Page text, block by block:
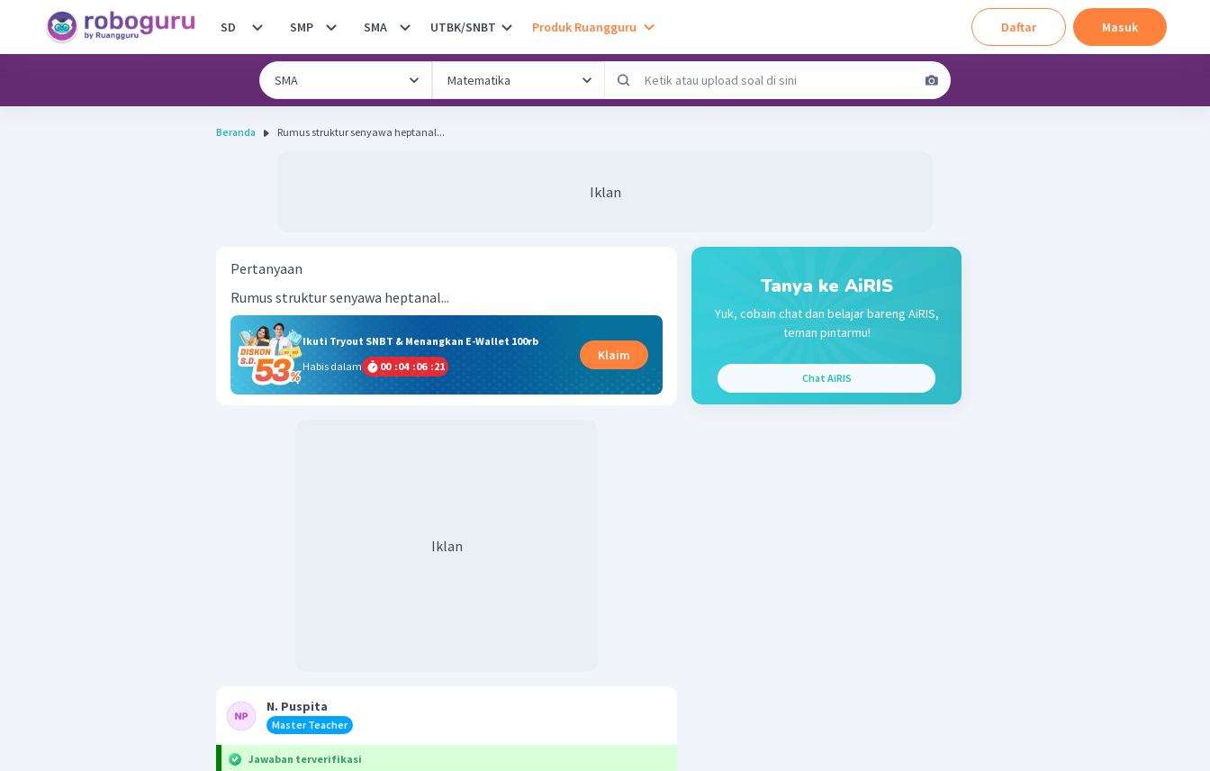
SD SMP SMA UTBK/SNBT Produk Ruangguru Daftar Masuk
Beranda Rumus struktur senyawa heptanal...
Iklan
Pertanyaan
Rumus struktur senyawa heptanal...
Ikuti Tryout SNBT & Menangkan E-Wallet 100rb
Habis dalam
00 :04 :06 :21
Klaim
Iklan
N. Puspita
Master Teacher
Jawaban terverifikasi
Tanya ke AiRIS
Yuk, cobain chat dan belajar bareng AiRIS,
teman pintarmu!
Chat AiRIS